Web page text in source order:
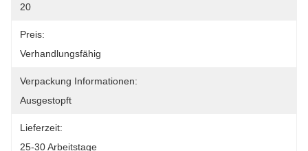
20
Preis:
Verhandlungsfähig
Verpackung Informationen:
Ausgestopft
Lieferzeit:
25-30 Arbeitstage